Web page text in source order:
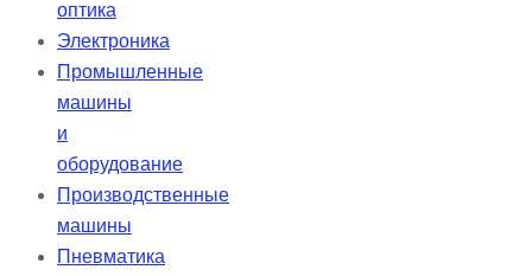
оптика
Электроника
Промышленные
машины
и
оборудование
Производственные
машины
Пневматика